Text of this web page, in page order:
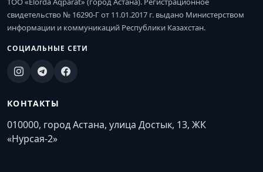
свидетельство № 16290-Г от 11.01.2017 г. выдано Министерством
информации и коммуникаций Республики Казахстан.
СОЦИАЛЬНЫЕ СЕТИ
КОНТАКТЫ
010000, город Астана, улица Достык, 13, ЖК
«Нурсая-2»